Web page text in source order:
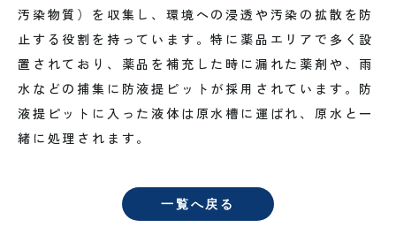
汚染物質）を収集し、環境への浸透や汚染の拡散を防
止する役割を持っています。特に薬品エリアで多く設
置されており、薬品を補充した時に漏れた薬剤や、雨
水などの捕集に防液提ピットが採用されています。防
液提ピットに入った液体は原水槽に運ばれ、原水と一
緒に処理されます。
一覧へ戻る